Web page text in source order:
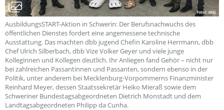
AusbildungsSTART-Aktion in Schwerin: Der Berufsnachwuchs des
öffentlichen Dienstes fordert eine angemessene technische
Ausstattung. Das machten dbb jugend Chefin Karoline Herrmann, dbb
Chef Ulrich Silberbach, dbb Vize Volker Geyer und viele junge
Kolleginnen und Kollegen deutlich. Ihr Anliegen fand Gehör – nicht nur
bei zahlreichen Passantinnen und Passanten, sondern ebenso in der
Politik, unter anderem bei Mecklenburg-Vorpommerns Finanzminister
Reinhard Meyer, dessen Staatssekretär Heiko Mieraß sowie dem
Schweriner Bundestagsabgeordneten Dietrich Monstadt und dem
Landtagsabgeordneten Philipp da Cunha.